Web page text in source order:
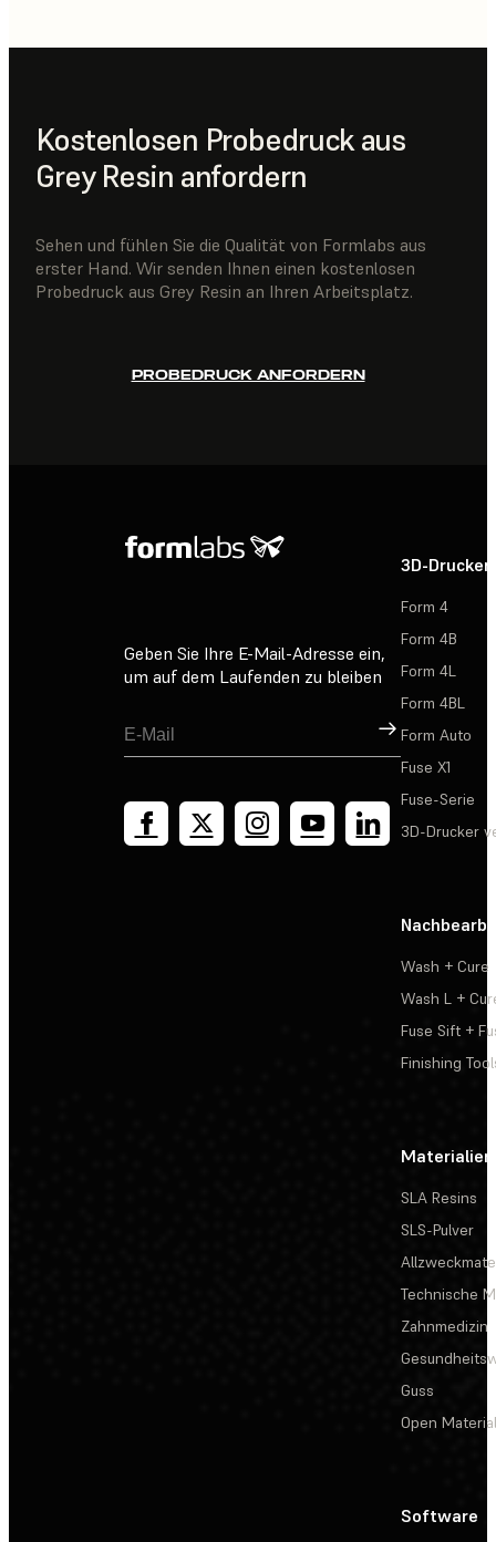
Kostenlosen Probedruck aus
Grey Resin anfordern
Sehen und fühlen Sie die Qualität von Formlabs aus
erster Hand. Wir senden Ihnen einen kostenlosen
Probedruck aus Grey Resin an Ihren Arbeitsplatz.
PROBEDRUCK ANFORDERN
Geben Sie Ihre E-Mail-Adresse ein,
um auf dem Laufenden zu bleiben
Registrieren
3D-Drucker
Form 4
Form 4B
Form 4L
Form 4BL
Form Auto
Fuse X1
Fuse-Serie
3D-Drucker
Wash + Cure
Wash L +
Fuse Sift +
Finishing
Materialien
SLA Resins
SLS-Pulver
Technische
Zahnmedizin
Guss
Open
Software